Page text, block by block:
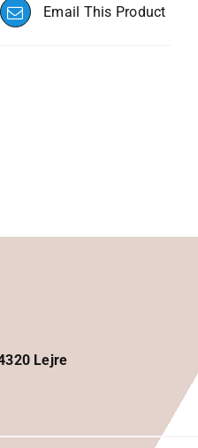
Email This Product
Lejre